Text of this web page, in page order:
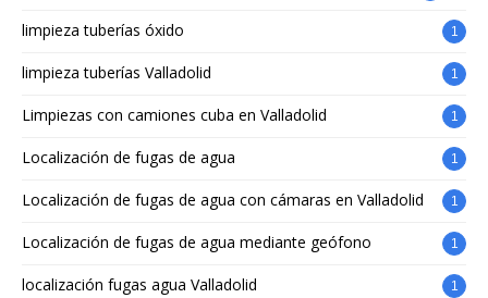
limpieza tuberías óxido 1
limpieza tuberías Valladolid 1
Limpiezas con camiones cuba en Valladolid 1
Localización de fugas de agua 1
Localización de fugas de agua con cámaras en Valladolid 1
Localización de fugas de agua mediante geófono 1
localización fugas agua Valladolid 1